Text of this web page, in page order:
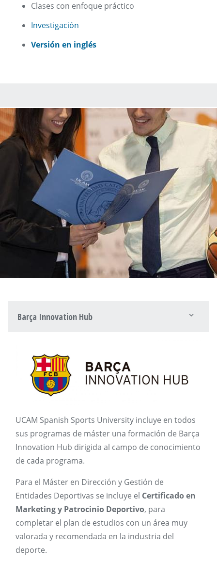
Clases con enfoque práctico
Investigación
Versión en inglés
Barça Innovation Hub
UCAM Spanish Sports University incluye en todos
sus programas de máster una formación de Barça
Innovation Hub dirigida al campo de conocimiento
de cada programa.
Para el Máster en Dirección y Gestión de
Entidades Deportivas se incluye el Certificado en
Marketing y Patrocinio Deportivo, para
completar el plan de estudios con un área muy
valorada y recomendada en la industria del
deporte.